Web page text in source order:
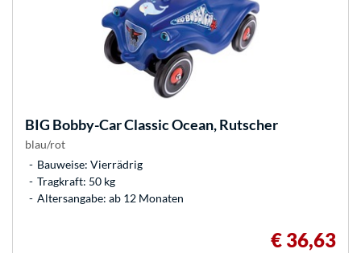
BIG Bobby-Car Classic Ocean, Rutscher
blau/rot
Bauweise: Vierrädrig
Tragkraft: 50 kg
Altersangabe: ab 12 Monaten
€ 36,63